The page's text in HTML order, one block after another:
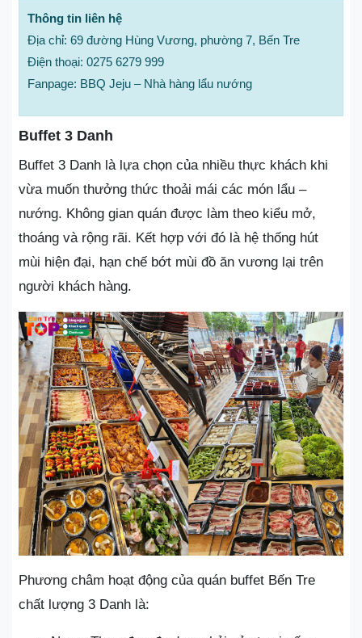
Thông tin liên hệ
Địa chỉ: 69 đường Hùng Vương, phường 7, Bến Tre
Điện thoại: 0275 6279 999
Fanpage: BBQ Jeju – Nhà hàng lẩu nướng
Buffet 3 Danh
Buffet 3 Danh là lựa chọn của nhiều thực khách khi
vừa muốn thưởng thức thoải mái các món lẩu –
nướng. Không gian quán được làm theo kiểu mở,
thoáng và rộng rãi. Kết hợp với đó là hệ thống hút
mùi hiện đại, hạn chế bớt mùi đồ ăn vương lại trên
người khách hàng.
Phương châm hoạt động của quán buffet Bến Tre
chất lượng 3 Danh là: